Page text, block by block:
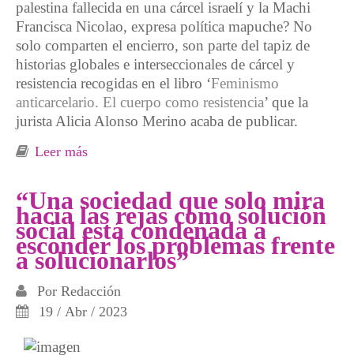
palestina fallecida en una cárcel israelí y la Machi
Francisca Nicolao, expresa política mapuche? No
solo comparten el encierro, son parte del tapiz de
historias globales e interseccionales de cárcel y
resistencia recogidas en el libro ‘Feminismo
anticarcelario. El cuerpo como resistencia’ que la
jurista Alicia Alonso Merino acaba de publicar.
Leer más
“Una sociedad que solo mira
hacia las rejas como solución
social está condenada a
esconder los problemas frente
a solucionarlos”
Por Redacción
19 / Abr / 2023